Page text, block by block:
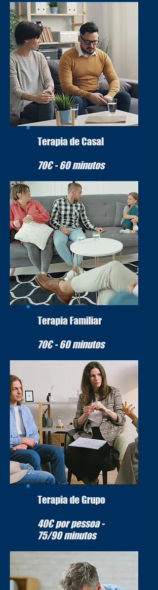
Terapia de Casal
70€ - 60 minutos
Terapia Familiar
70€ - 60 minutos
Terapia de Grupo
40€ por pessoa -
75/90 minutos